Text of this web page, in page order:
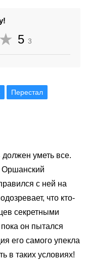
5 3
Перестал
уметь все.
Оршанский
с ней на
что кто-
секретными
он пытался
его самого упекла
в таких условиях!